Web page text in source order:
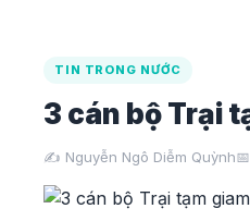
TIN TRONG NƯỚC
3 cán bộ Trại
✍️ Nguyễn Ngô Diễm Quỳnh